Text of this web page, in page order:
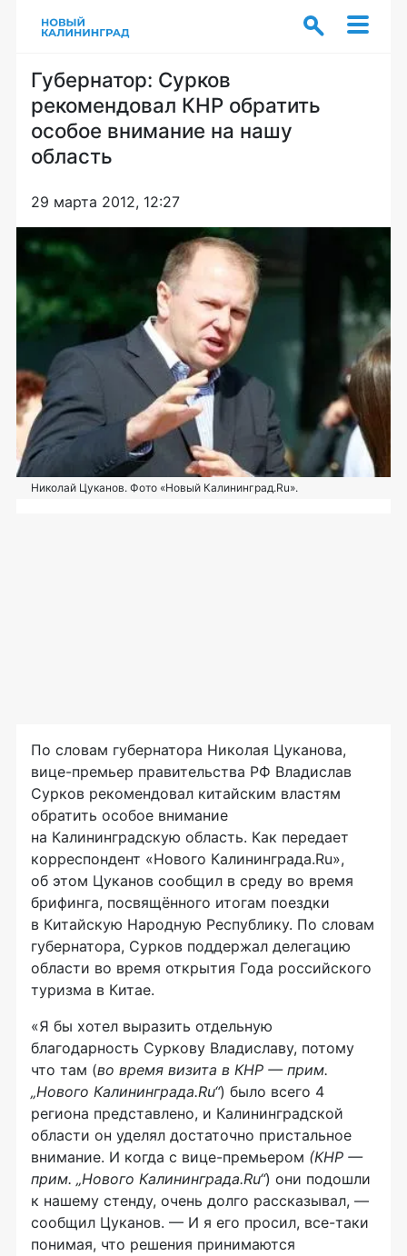
Губернатор: Сурков
рекомендовал КНР обратить
особое внимание на нашу
область
29 марта 2012, 12:27
Николай Цуканов. Фото «Новый Калининград.Ru».
По словам губернатора Николая Цуканова,
вице-премьер правительства РФ Владислав
Сурков рекомендовал китайским властям
обратить особое внимание
на Калининградскую область. Как передает
корреспондент «Нового Калининграда.Ru»,
об этом Цуканов сообщил в среду во время
брифинга, посвящённого итогам поездки
в Китайскую Народную Республику. По словам
губернатора, Сурков поддержал делегацию
области во время открытия Года российского
туризма в Китае.
«Я бы хотел выразить отдельную
благодарность Суркову Владиславу, потому
что там (во время визита в КНР — прим.
„Нового Калининграда.Ru“) было всего 4
региона представлено, и Калининградской
области он уделял достаточно пристальное
внимание. И когда с вице-премьером (КНР —
прим. „Нового Калининграда.Ru“) они подошли
к нашему стенду, очень долго рассказывал, —
сообщил Цуканов. — И я его просил, все-таки
понимая, что решения принимаются